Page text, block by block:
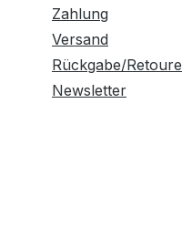
Zahlung
Versand
Rückgabe/Retoure
Newsletter